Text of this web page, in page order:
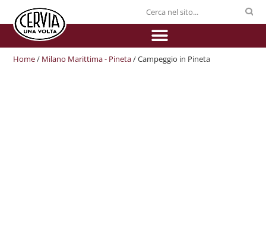
Home/ Milano Marittima - Pineta/ Campeggio in Pineta